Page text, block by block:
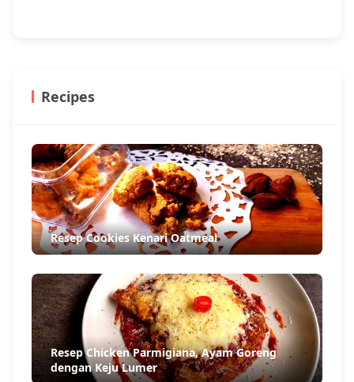
Recipes
Resep Cookies Kenari Oatmeal
Resep Chicken Parmigiana, Ayam Goreng
dengan Keju Lumer